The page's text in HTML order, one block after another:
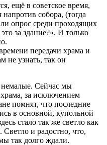
ещё в советское время,
собора, (тогда
опрос среди проходящих
за здание?». И только
передачи храма и
не узнать, так он
Сейчас мы
за исключением
помнят, что последние
в основной, купольной
стало так же светло как
и радостно, что,
так долго ждали.